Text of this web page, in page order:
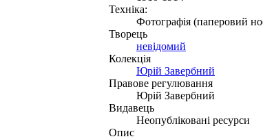
Техніка:
Фотографія (паперовий
Творець
невідомий
Колекція
Юрій Завербний
Правове регулювання
Юрій Завербний
Видавець
Неопубліковані ресурси
Опис